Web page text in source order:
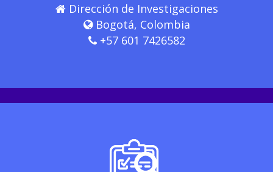
Dirección de Investigaciones
Bogotá, Colombia
+57 601 7426582